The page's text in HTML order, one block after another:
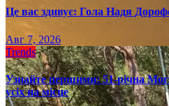
Це вас здивує: Гола Надя
Авг 7, 2026
Trends
Узнайте першими: 51-річна
усіх на місце